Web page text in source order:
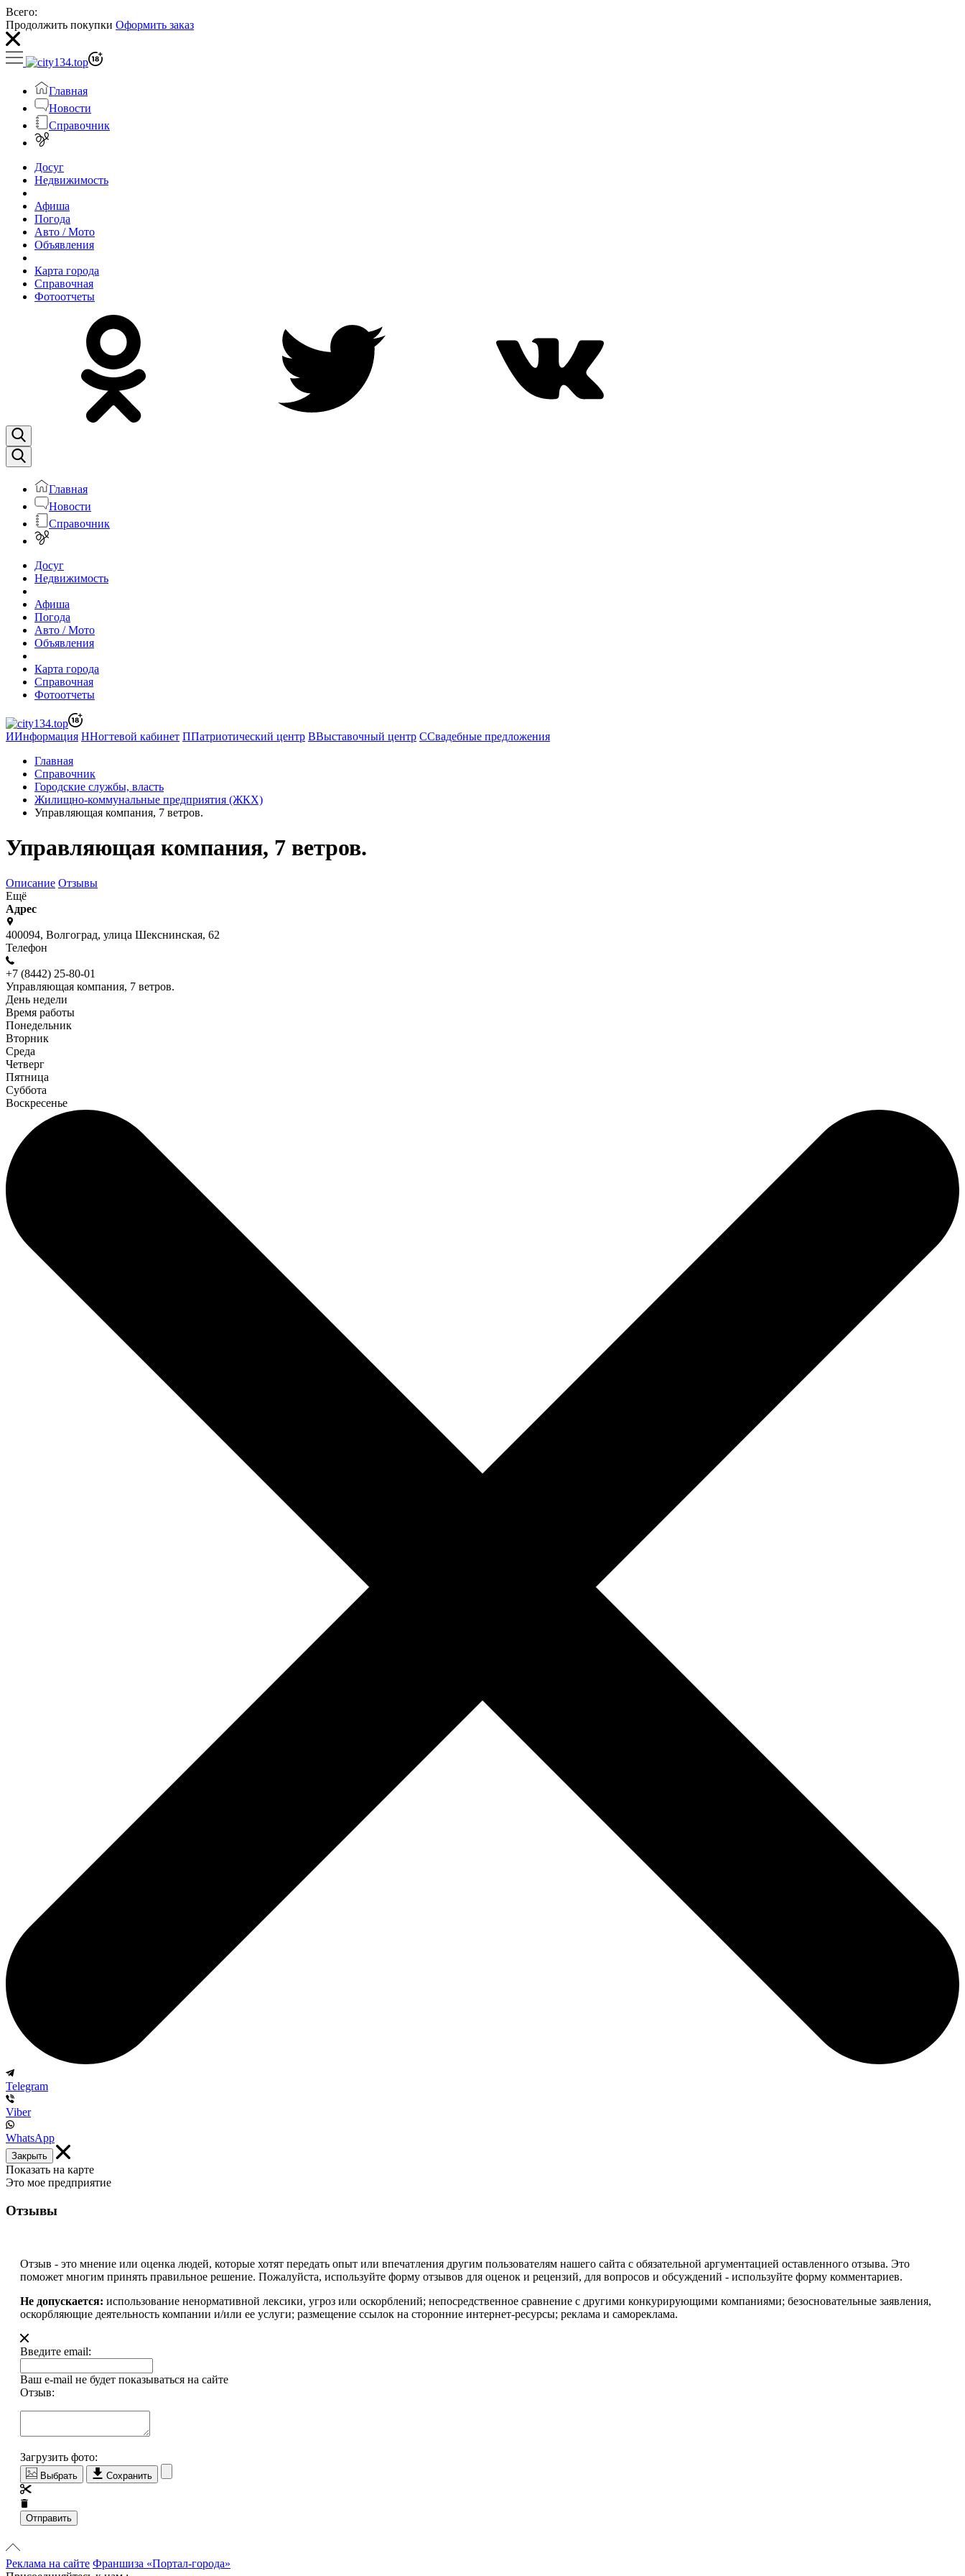
Всего:
Продолжить покупки Оформить заказ
Главная
Новости
Справочник
Досуг
Недвижимость
Афиша
Погода
Авто / Мото
Объявления
Карта города
Справочная
Фотоотчеты
Главная
Новости
Справочник
Досуг
Недвижимость
Афиша
Погода
Авто / Мото
Объявления
Карта города
Справочная
Фотоотчеты
ИИнформация ННогтевой кабинет ППатриотический центр ВВыставочный центр ССвадебные предложения
Главная
Справочник
Городские службы, власть
Жилищно-коммунальные предприятия (ЖКХ)
Управляющая компания, 7 ветров.
Управляющая компания, 7 ветров.
Описание Отзывы
Ещё
Адрес
400094, Волгоград, улица Шекснинская, 62
Телефон
+7 (8442) 25-80-01
Управляющая компания, 7 ветров.
День недели
Время работы
Понедельник
Вторник
Среда
Четверг
Пятница
Суббота
Воскресенье
Telegram
Viber
WhatsApp
Закрыть
Показать на карте
Это мое предприятие
Отзывы
Отзыв - это мнение или оценка людей, которые хотят передать опыт или впечатления другим пользователям нашего сайта с обязательной аргументацией оставленного отзыва. Это
поможет многим принять правильное решение. Пожалуйста, используйте форму отзывов для оценок и рецензий, для вопросов и обсуждений - используйте форму комментариев.
Не допускается: использование ненормативной лексики, угроз или оскорблений; непосредственное сравнение с другими конкурирующими компаниями; безосновательные заявления,
оскорбляющие деятельность компании и/или ее услуги; размещение ссылок на сторонние интернет-ресурсы; реклама и самореклама.
Введите email:
Ваш e-mail не будет показываться на сайте
Отзыв:
Загрузить фото:
Выбрать Сохранить
Отправить
Реклама на сайте Франшиза «Портал-города»